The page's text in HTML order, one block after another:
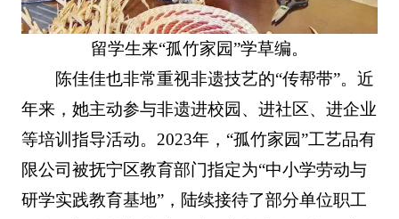
留学生来“孤竹家园”学草编。
陈佳佳也非常重视非遗技艺的“传帮带”。近
年来，她主动参与非遗进校园、进社区、进企业
等培训指导活动。2023年，“孤竹家园”工艺品有
限公司被抚宁区教育部门指定为“中小学劳动与
研学实践教育基地”，陆续接待了部分单位职工